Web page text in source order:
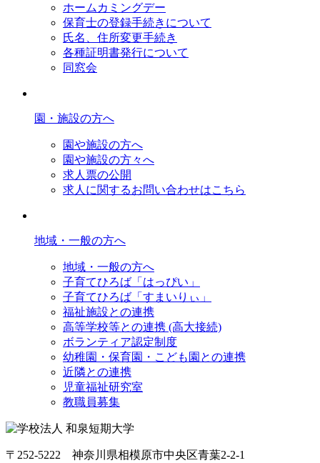
ホームカミングデー
保育士の登録手続きについて
氏名、住所変更手続き
各種証明書発行について
同窓会
園・施設の方へ
園や施設の方へ
園や施設の方々へ
求人票の公開
求人に関するお問い合わせはこちら
地域・一般の方へ
地域・一般の方へ
子育てひろば「はっぴい」
子育てひろば「すまいりぃ」
福祉施設との連携
高等学校等との連携 (高大接続)
ボランティア認定制度
幼稚園・保育園・こども園との連携
近隣との連携
児童福祉研究室
教職員募集
〒252-5222 神奈川県相模原市中央区青葉2-2-1